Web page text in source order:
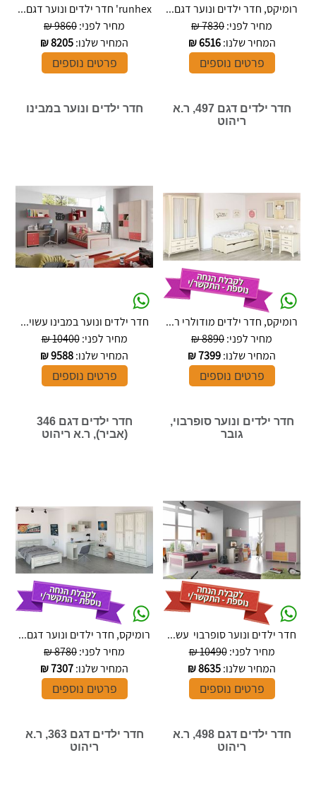
רומיקס, חדר ילדים ונוער דגם...
מחיר לפני:7830 ₪
המחיר שלנו:6516
₪
פרטים נוספים
runhex' חדר ילדים ונוער דגם...
מחיר לפני:9860 ₪
המחיר שלנו:8205
₪
פרטים נוספים
חדר ילדים דגם 497, ר.א
ריהוט
רומיקס, חדר ילדים מודולרי ר...
מחיר לפני:8890 ₪
המחיר שלנו:7399
₪
פרטים נוספים
חדר ילדים ונוער במבינו
חדר ילדים ונוער במבינו עשוי...
מחיר לפני:10400 ₪
המחיר שלנו:9588
₪
פרטים נוספים
חדר ילדים ונוער סופרבוי,
גובר
חדר ילדים ונוער סופרבוי עש...
מחיר לפני:10490 ₪
המחיר שלנו:8635
₪
פרטים נוספים
חדר ילדים דגם 346
(אביר), ר.א ריהוט
רומיקס, חדר ילדים ונוער דגם...
מחיר לפני:8780 ₪
המחיר שלנו:7307
₪
פרטים נוספים
חדר ילדים דגם 498, ר.א
ריהוט
חדר ילדים דגם 363, ר.א
ריהוט